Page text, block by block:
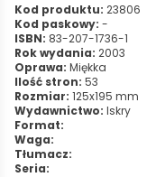
Kod produktu: 23806
Kod paskowy: -
ISBN: 83-207-1736-1
Rok wydania: 2003
Oprawa: Miękka
Ilość stron: 53
Rozmiar: 125x195 mm
Wydawnictwo: Iskry
Format:
Waga:
Tłumacz:
Seria: